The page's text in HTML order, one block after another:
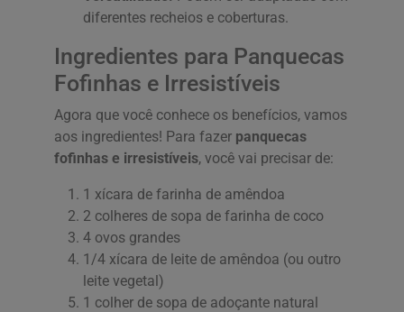
diferentes recheios e coberturas.
Ingredientes para Panquecas
Fofinhas e Irresistíveis
Agora que você conhece os benefícios, vamos
aos ingredientes! Para fazer panquecas
fofinhas e irresistíveis, você vai precisar de:
1 xícara de farinha de amêndoa
2 colheres de sopa de farinha de coco
4 ovos grandes
1/4 xícara de leite de amêndoa (ou outro
leite vegetal)
1 colher de sopa de adoçante natural